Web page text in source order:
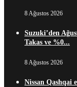
8 Ağustos 2026
Suzuki’den
Takas ve %0...
8 Ağustos 2026
Nissan Qashqai